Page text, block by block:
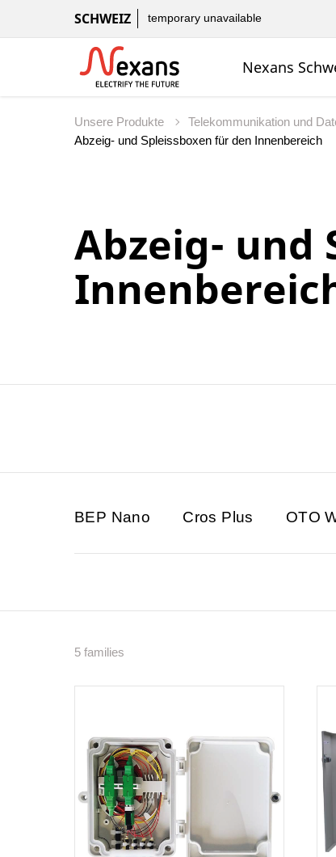
SCHWEIZ temporary unavailable
Nexans
Unsere Produkte Telekommunikation und
Abzeig- und
BEP Nano Cros Plus OTO
5 families